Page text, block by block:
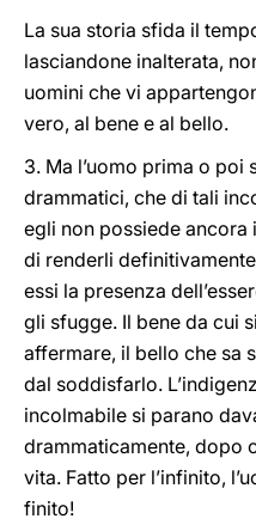
La sua storia sfida il
lasciandone inalterata,
uomini che vi
vero, al bene e al bello.
3. Ma l’uomo prima o poi
drammatici, che di tali
egli non possiede
di renderli
essi la presenza
gli sfugge. Il bene da cui
affermare, il bello che sa
dal soddisfarlo.
incolmabile si parano
drammaticamente, dopo
vita. Fatto per l’infinito,
finito!